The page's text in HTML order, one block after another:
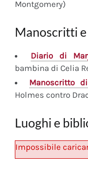
Montgomery)
Manoscritti
Diariodi
bambina di Celia
Manoscritto
Holmes contro
Luoghi e
Impossibile